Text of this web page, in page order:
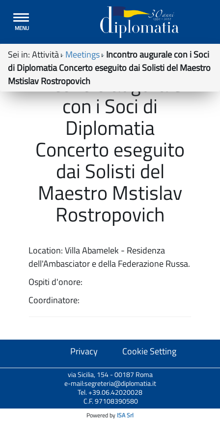
Toggle
navigation
MENU
Sei in:Attività Meetings Incontro augurale con i Soci
di Diplomatia Concerto eseguito dai Solisti del Maestro
Mstislav Rostropovich
Incontro augurale
con i Soci di
Diplomatia
Concerto eseguito
dai Solisti del
Maestro Mstislav
Rostropovich
Location: Villa Abamelek - Residenza
dell'Ambasciator e della Federazione Russa.
Ospiti d'onore:
Coordinatore:
Privacy Cookie Setting
via Sicilia, 154 - 00187 Roma
e-mail:segreteria@diplomatia.it
Tel. +39.06.42020028
C.F. 97108390580
Powered by ISA Srl